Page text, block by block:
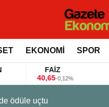
EKONOMİ SPOR
-0,12%